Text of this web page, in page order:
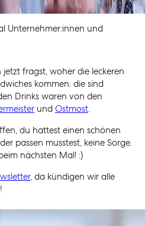
Unternehmer:innen und
fragst, woher die leckeren
kommen: die sind
Drinks waren von den
und Ostmost.
du hattest einen schönen
passen musstest, keine Sorge.
nächsten Mal! :)
, da kündigen wir alle